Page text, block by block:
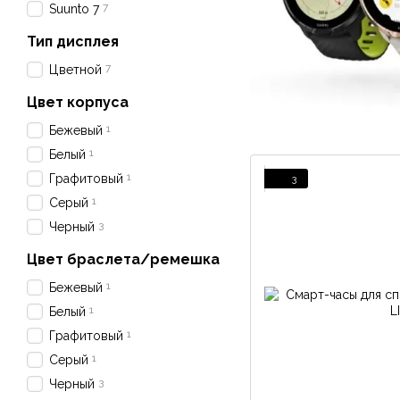
3
Suunto 7 7
Тип дисплея
Цветной 7
Цвет корпуса
Бежевый 1
Белый 1
Графитовый 1
Серый 1
Черный 3
Цвет браслета/ремешка
Бежевый 1
Белый 1
Графитовый 1
Серый 1
Черный 3